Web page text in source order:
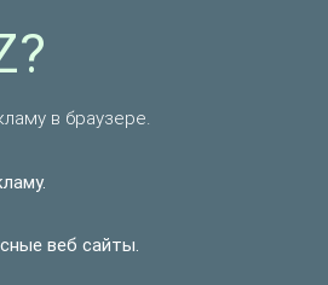
в браузере.
веб сайты.